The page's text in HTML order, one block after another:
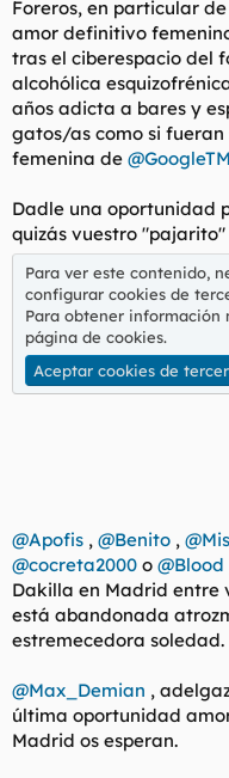
Foreros, en particular
amor definitivo
tras el ciberespacio del
alcohólica
años adicta a bares y
gatos/as como si fueran
femenina de @GoogleTM
Dadle una oportunidad
quizás vuestro
Para ver este contenido,
configurar cookies de
Para obtener información
página de cookies.
Aceptar cookies de
@Apofis , @Benito ,
@cocreta2000 o @Blood
Dakilla en Madrid entre
está abandonada
estremecedora soledad.
@Max_Demian ,
última oportunidad
Madrid os esperan.